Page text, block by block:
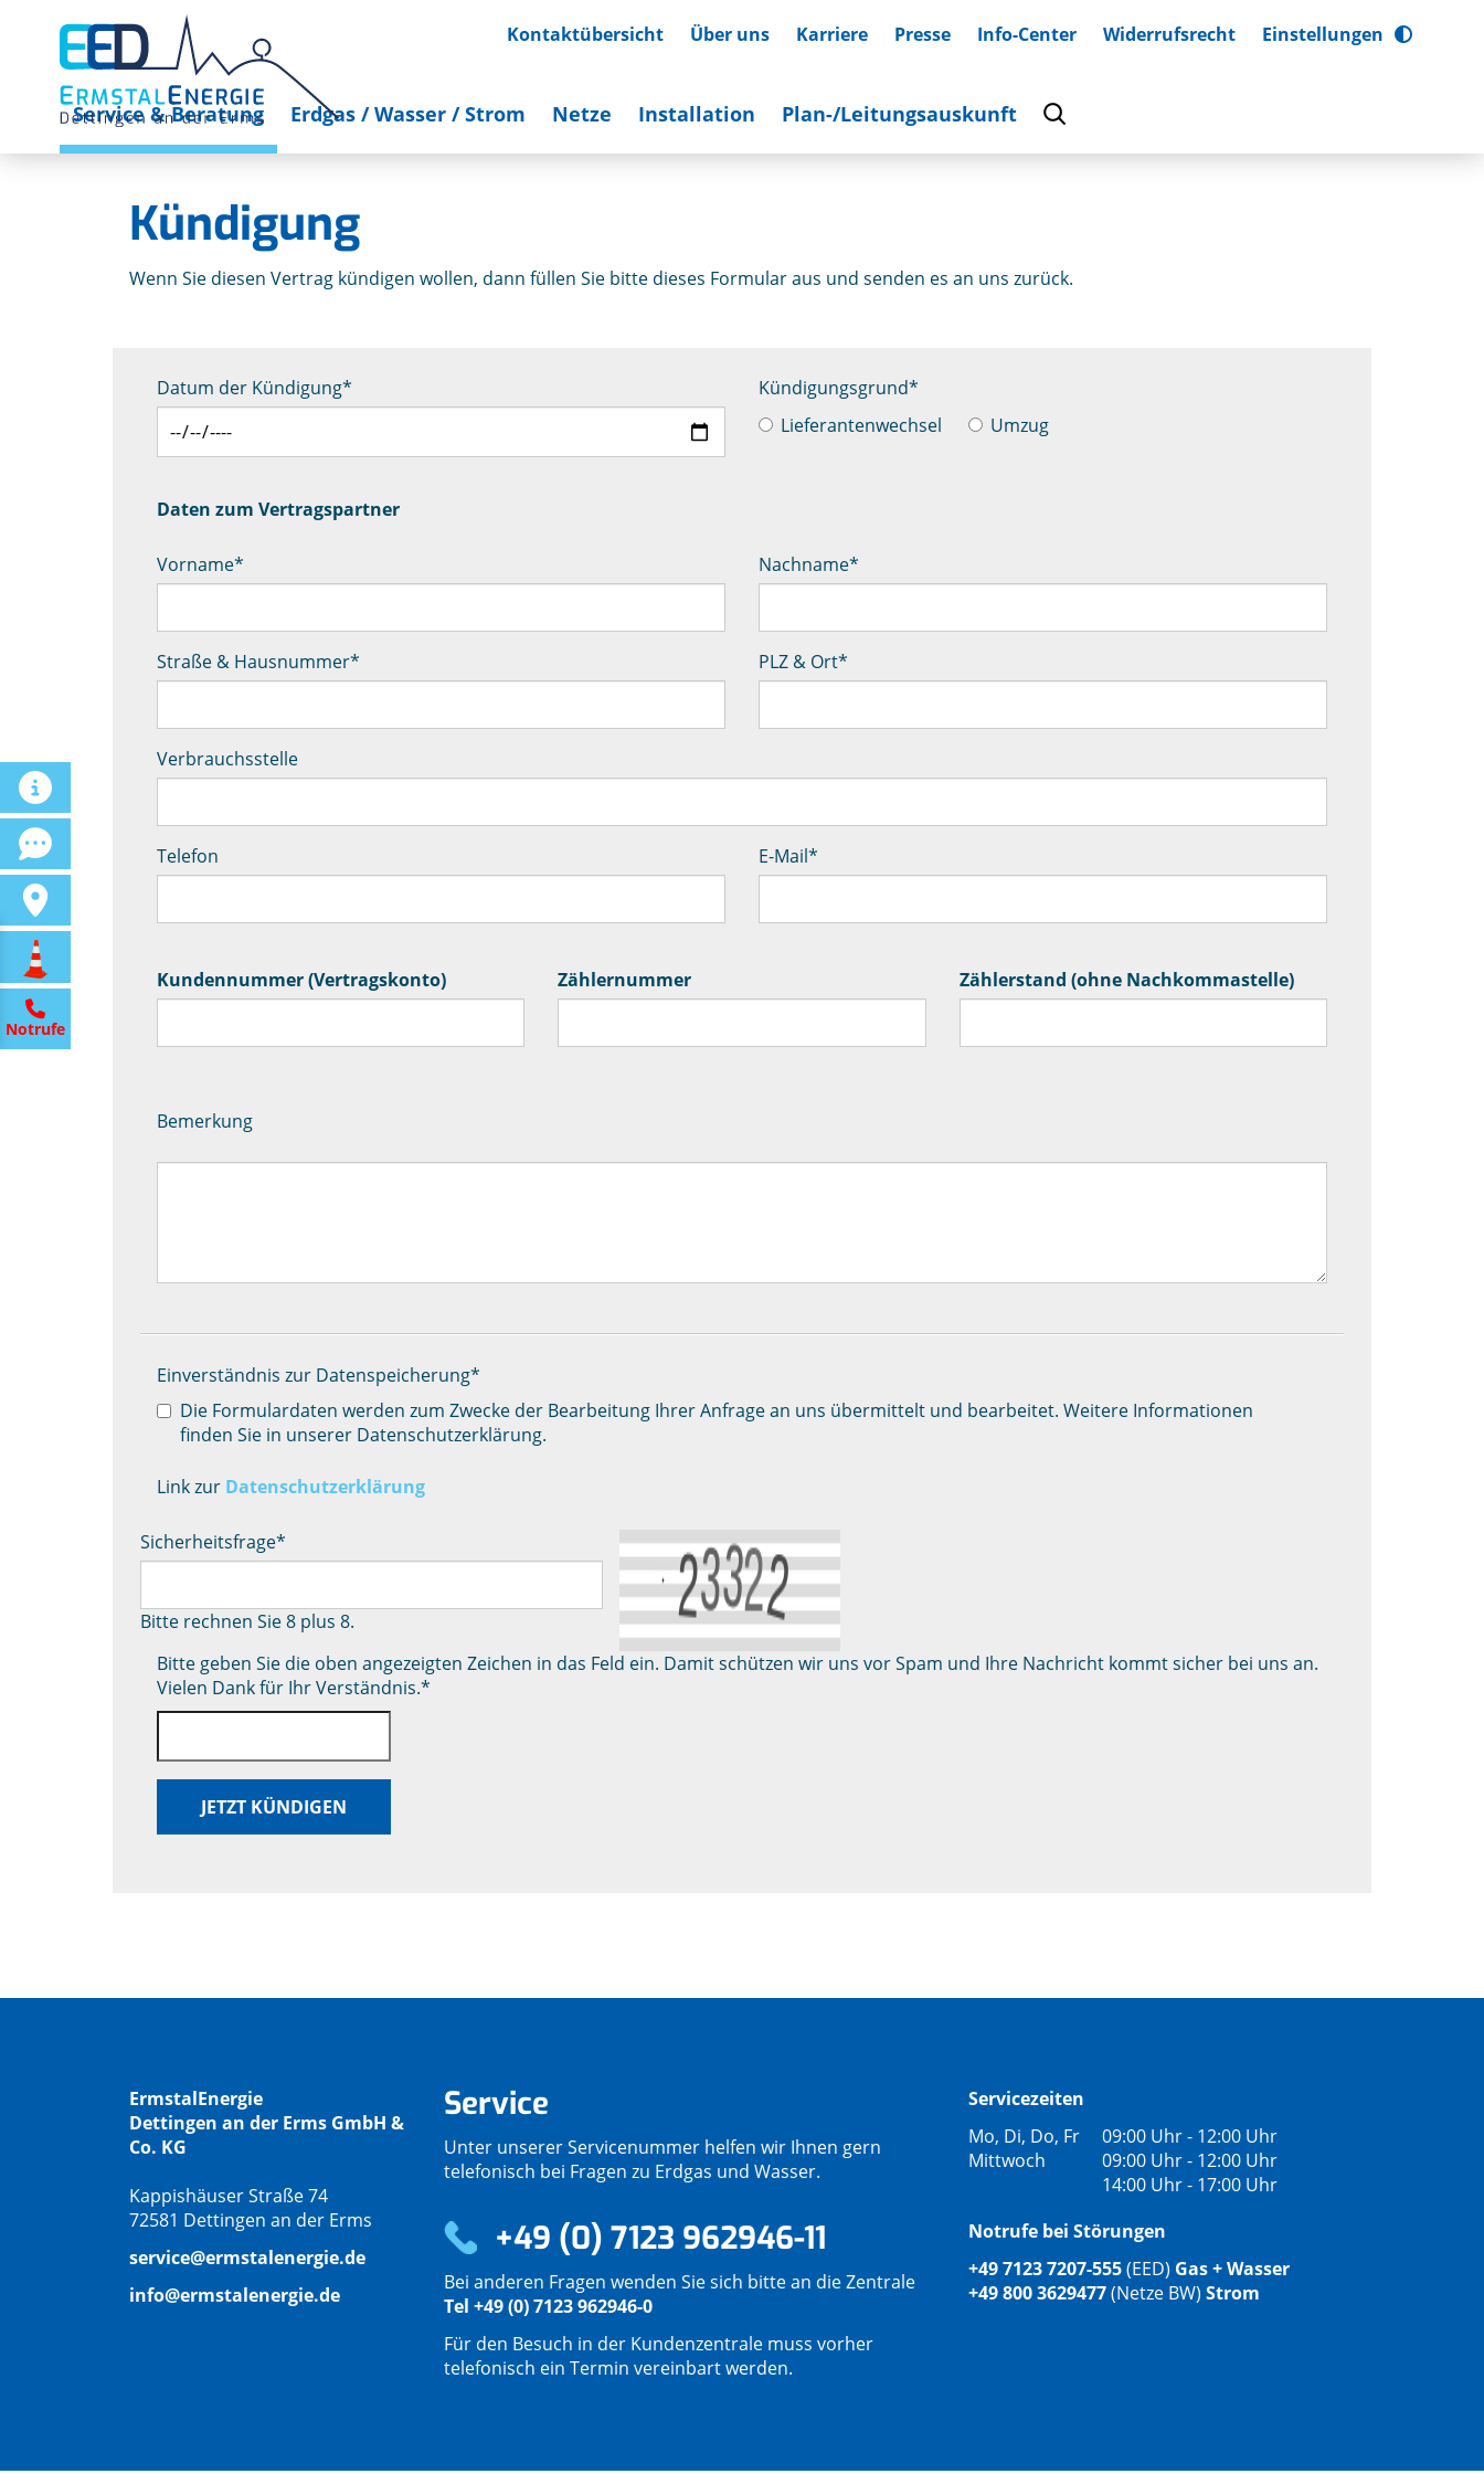
Kontaktübersicht Über uns Karriere Presse Info-Center Widerrufsrecht Einstellungen
Service & Beratung Erdgas / Wasser / Strom Netze Installation Plan-/Leitungsauskunft
Notrufe
Kündigung
Wenn Sie diesen Vertrag kündigen wollen, dann füllen Sie bitte dieses Formular aus und senden es an uns zurück.
Datum der Kündigung* Kündigungsgrund*
Lieferantenwechsel
Umzug
Daten zum Vertragspartner
Vorname* Nachname*
Straße & Hausnummer* PLZ & Ort*
Verbrauchsstelle
Telefon E-Mail*
Kundennummer (Vertragskonto) Zählernummer Zählerstand (ohne Nachkommastelle)
Bemerkung
Einverständnis zur Datenspeicherung*
Die Formulardaten werden zum Zwecke der Bearbeitung Ihrer Anfrage an uns übermittelt und bearbeitet. Weitere Informationen
finden Sie in unserer Datenschutzerklärung.
Link zur Datenschutzerklärung
Sicherheitsfrage*
Bitte rechnen Sie 8 plus 8.
Bitte geben Sie die oben angezeigten Zeichen in das Feld ein. Damit schützen wir uns vor Spam und Ihre Nachricht kommt sicher bei uns an.
Vielen Dank für Ihr Verständnis.*
JETZT KÜNDIGEN
ErmstalEnergie
Dettingen an der Erms GmbH &
Co. KG
Kappishäuser Straße 74
72581 Dettingen an der Erms
service@ermstalenergie.de
info@ermstalenergie.de
Service
Unter unserer Servicenummer helfen wir Ihnen gern
telefonisch bei Fragen zu Erdgas und Wasser.
+49 (0) 7123 962946-11
Bei anderen Fragen wenden Sie sich bitte an die Zentrale
Tel +49 (0) 7123 962946-0
Für den Besuch in der Kundenzentrale muss vorher
telefonisch ein Termin vereinbart werden.
Servicezeiten
Mo, Di, Do, Fr
09:00 Uhr - 12:00 Uhr
Mittwoch
09:00 Uhr - 12:00 Uhr
14:00 Uhr - 17:00 Uhr
Notrufe bei Störungen
+49 7123 7207-555(EED) Gas + Wasser
+49 800 3629477(Netze BW) Strom